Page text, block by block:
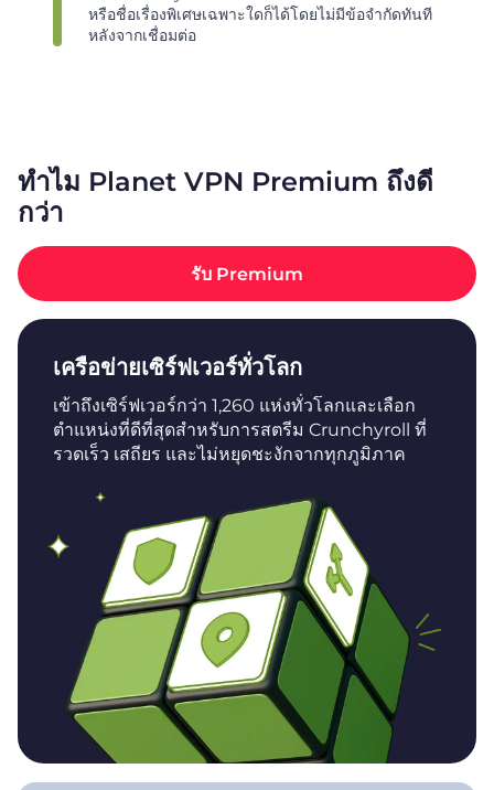
หรือชื่อเรื่องพิเศษเฉพาะใดก็ได้โดยไม่มีข้อจำกัดทันที
หลังจากเชื่อมต่อ
ทำไม Planet VPN Premium ถึงดี
กว่า
รับ Premium
เครือข่ายเซิร์ฟเวอร์ทั่วโลก
เข้าถึงเซิร์ฟเวอร์กว่า 1,260 แห่งทั่วโลกและเลือก
ตำแหน่งที่ดีที่สุดสำหรับการสตรีม Crunchyroll ที่
รวดเร็ว เสถียร และไม่หยุดชะงักจากทุกภูมิภาค